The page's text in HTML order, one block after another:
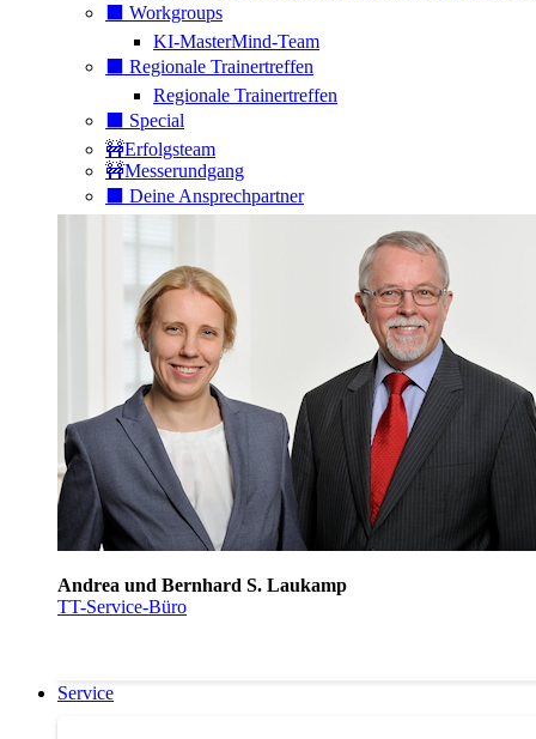
⬛️ Workgroups
KI-MasterMind-Team
⬛️ Regionale Trainertreffen
Regionale Trainertreffen
⬛️ Special
🚧Erfolgsteam
🚧Messerundgang
⬛️ Deine Ansprechpartner
Andrea und Bernhard S. Laukamp
TT-Service-Büro
Service